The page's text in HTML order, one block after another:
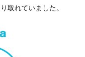
取れていました。